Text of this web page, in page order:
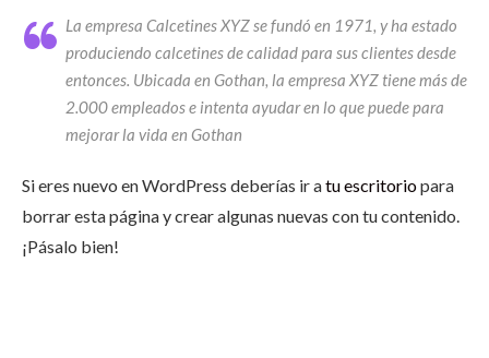
La empresa Calcetines XYZ se fundó en 1971, y ha estado
produciendo calcetines de calidad para sus clientes desde
entonces. Ubicada en Gothan, la empresa XYZ tiene más de
2.000 empleados e intenta ayudar en lo que puede para
mejorar la vida en Gothan
Si eres nuevo en WordPress deberías ir atu escritoriopara
borrar esta página y crear algunas nuevas con tu contenido.
¡Pásalo bien!